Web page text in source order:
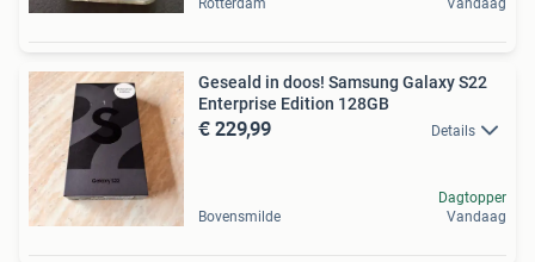
Geseald in doos! Samsung Galaxy S22
Enterprise Edition 128GB
€ 229,99 Details
Bovensmilde
Dagtopper
Vandaag